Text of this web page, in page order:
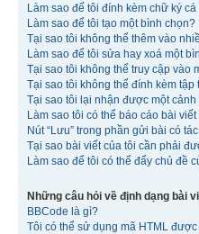
Làm sao để tôi đính kèm chữ ký
Làm sao để tôi tạo một bình chọn?
Tại sao tôi không thể thêm vào
Làm sao để tôi sửa hay xoá một
Tại sao tôi không thể truy cập vào
Tại sao tôi không thể đính kèm tập
Tại sao tôi lại nhận được một cảnh
Làm sao tôi có thể báo cáo bài
Nút “Lưu” trong phần gửi bài có
Tại sao bài viết của tôi cần phải
Làm sao để tôi có thể đẩy chủ đề
Những câu hỏi về định dạng bài
BBCode là gì?
Tôi có thể sử dụng mã HTML